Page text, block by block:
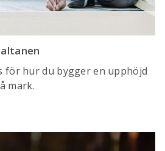
för hur du bygger en upphöjd
mark.